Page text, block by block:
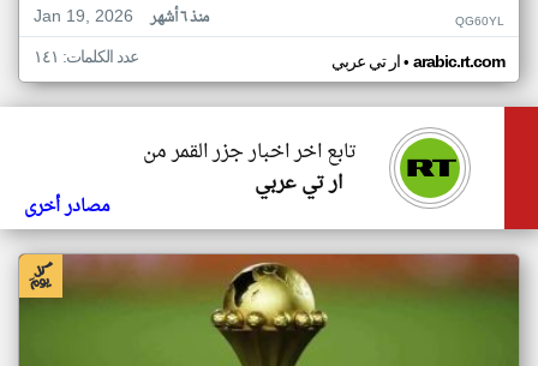
Jan 19, 2026
منذ ٦ أشهر QG60YL
ار تي عربي• arabic.rt.com عدد الكلمات: ١٤١
تابع اخر اخبار جزر القمر من
ار تي عربي
مصادر أخرى